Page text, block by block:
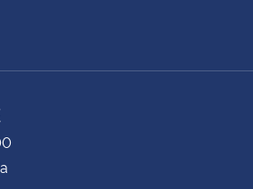
prazos
solicitações de inclusão de
delas para realizar a prova.
homologada escolhida e